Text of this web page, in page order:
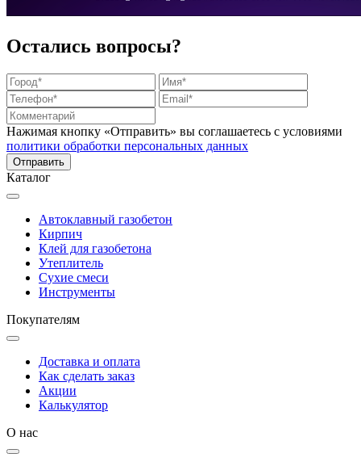
Остались вопросы?
Нажимая кнопку «Отправить» вы соглашаетесь с условиями
политики обработки персональных данных
Каталог
Автоклавный газобетон
Кирпич
Клей для газобетона
Утеплитель
Сухие смеси
Инструменты
Покупателям
Доставка и оплата
Как сделать заказ
Акции
Калькулятор
О нас